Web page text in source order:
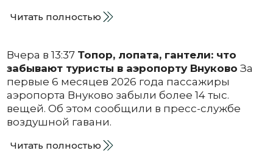
Читать полностью
Вчера в 13:37 Топор, лопата, гантели: что
забывают туристы в аэропорту Внуково За
первые 6 месяцев 2026 года пассажиры
аэропорта Внуково забыли более 14 тыс.
вещей. Об этом сообщили в пресс-службе
воздушной гавани.
Читать полностью